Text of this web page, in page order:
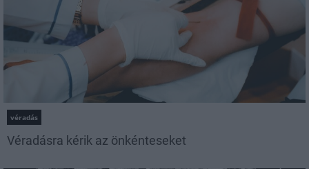
véradás
Véradásra kérik az önkénteseket